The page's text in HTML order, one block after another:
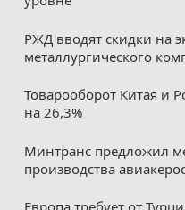
РЖД вводят скидки на
металлургического
Товарооборот Китая и
на 26,3%
Минтранс предложил
производства